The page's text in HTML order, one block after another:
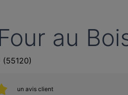
au
(55120)
un avis client